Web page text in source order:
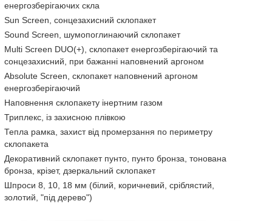
енергозберігаючих скла
Sun Screen, сонцезахисний склопакет
Sound Screen, шумопоглинаючий склопакет
Multi Screen DUO(+), склопакет енергозберігаючий та
сонцезахисний, при бажанні наповнений аргоном
Absolute Screen, склопакет наповнений аргоном
енергозберігаючий
Наповнення склопакету інертним газом
Триплекс, із захисною плівкою
Тепла рамка, захист від промерзання по периметру
склопакета
Декоративний склопакет пунто, пунто бронза, тонована
бронза, крізет, дзеркальний склопакет
Шпроси 8, 10, 18 мм (білий, коричневий, сріблястий,
золотий, "під дерево")